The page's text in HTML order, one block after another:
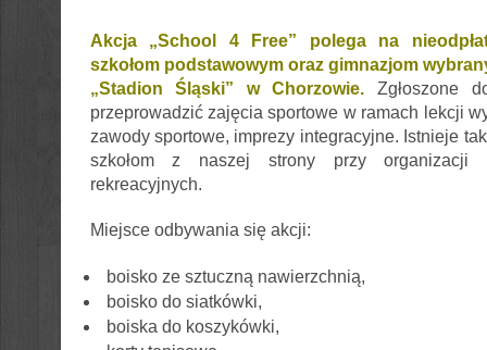
Akcja „School 4 Free” polega na
szkołom podstawowym oraz gimnazjom
„Stadion Śląski” w Chorzowie. Zgłoszone
przeprowadzić zajęcia sportowe w ramach lekcji
zawody sportowe, imprezy integracyjne. Istnieje
szkołom z naszej strony przy organizacji
rekreacyjnych.
Miejsce odbywania się akcji:
boisko ze sztuczną nawierzchnią,
boisko do siatkówki,
boiska do koszykówki,